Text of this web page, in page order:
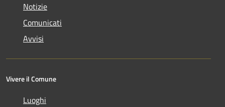
Notizie
Comunicati
Avvisi
Vivere il Comune
Luoghi